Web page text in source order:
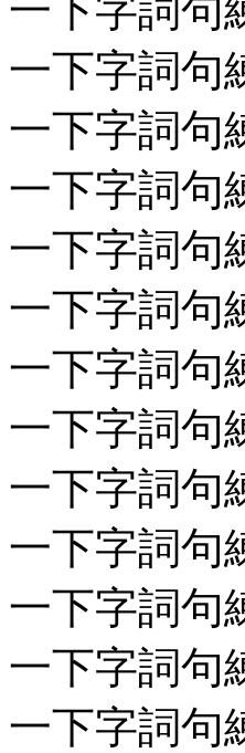
一下字詞句
一下字詞句
一下字詞句
一下字詞句
一下字詞句
一下字詞句
一下字詞句
一下字詞句
一下字詞句
一下字詞句
一下字詞句
一下字詞句
一下字詞句